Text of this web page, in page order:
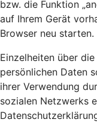
bzw. die Funktion
auf Ihrem Gerät
Browser neu starten.
Einzelheiten über
persönlichen Daten
ihrer Verwendung
sozialen Netzwerks